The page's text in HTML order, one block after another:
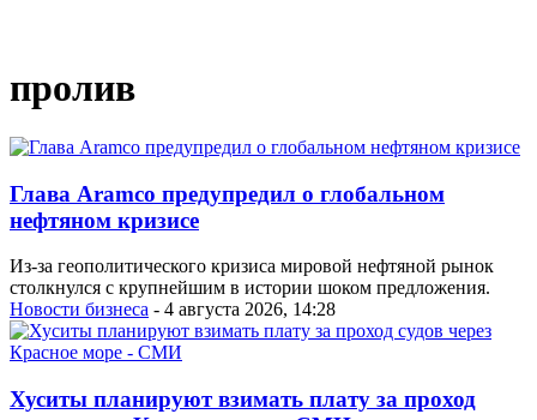
пролив
Глава Aramco предупредил о глобальном
нефтяном кризисе
Из-за геополитического кризиса мировой нефтяной рынок
столкнулся с крупнейшим в истории шоком предложения.
Новости бизнеса - 4 августа 2026, 14:28
Хуситы планируют взимать плату за проход